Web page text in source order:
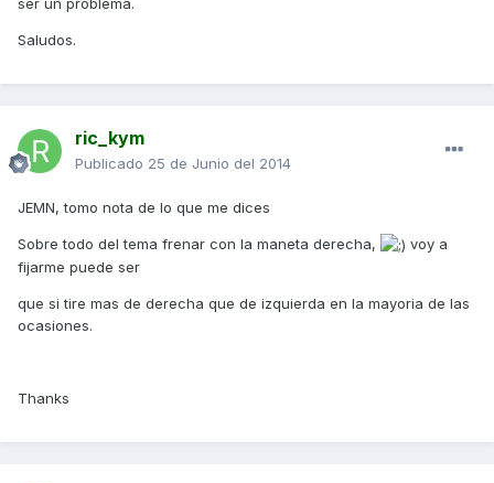
Saludos.
ric_kym
Publicado 25 de Junio del 2014
JEMN, tomo nota de lo que me dices
Sobre todo del tema frenar con la maneta derecha,
voy a
fijarme puede ser
que si tire mas de derecha que de izquierda en la mayoria de las
ocasiones.
Thanks